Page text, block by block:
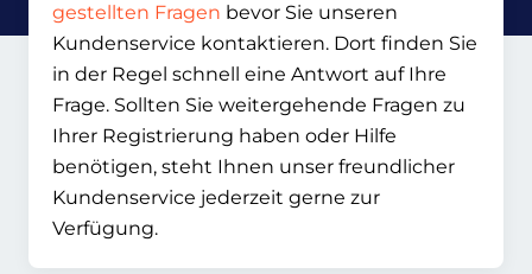
gestellten Fragen bevor Sie unseren
Kundenservice kontaktieren. Dort finden Sie
in der Regel schnell eine Antwort auf Ihre
Frage. Sollten Sie weitergehende Fragen zu
Ihrer Registrierung haben oder Hilfe
benötigen, steht Ihnen unser freundlicher
Kundenservice jederzeit gerne zur
Verfügung.